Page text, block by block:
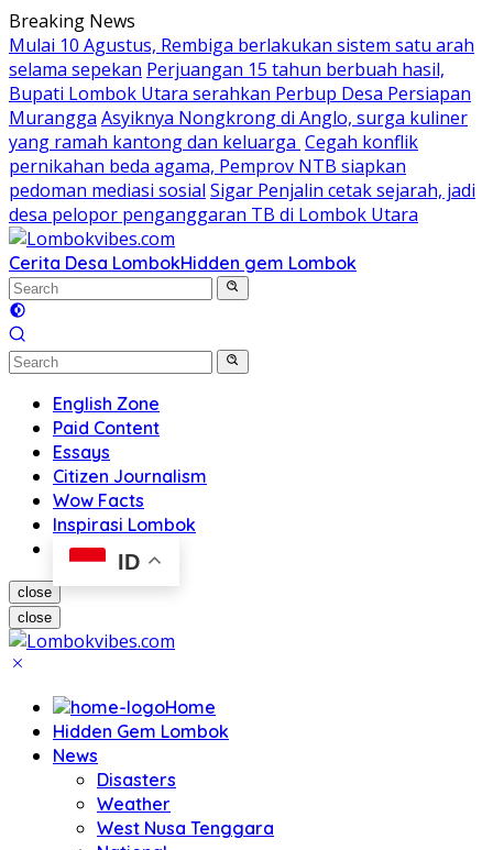
Skip
to
content
Breaking News
Mulai 10 Agustus, Rembiga berlakukan sistem satu arah
selama sepekan Perjuangan 15 tahun berbuah hasil,
Bupati Lombok Utara serahkan Perbup Desa Persiapan
Murangga Asyiknya Nongkrong di Anglo, surga kuliner
yang ramah kantong dan keluarga Cegah konflik
pernikahan beda agama, Pemprov NTB siapkan
pedoman mediasi sosial Sigar Penjalin cetak sejarah, jadi
desa pelopor penganggaran TB di Lombok Utara
Cerita Desa LombokHidden gem Lombok
English Zone
Paid Content
Essays
Citizen Journalism
Wow Facts
Inspirasi Lombok
ID
close
close
Home
Hidden Gem Lombok
News
Disasters
Weather
West Nusa Tenggara